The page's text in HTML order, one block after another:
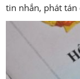
tin nhắn, phát tán